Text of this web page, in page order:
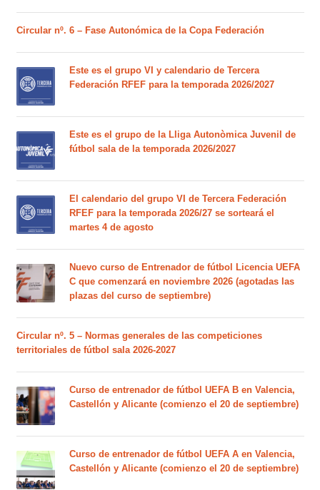
Circular nº. 6 – Fase Autonómica de la Copa Federación
Este es el grupo VI y calendario de Tercera
Federación RFEF para la temporada 2026/2027
Este es el grupo de la Lliga Autonòmica Juvenil de
fútbol sala de la temporada 2026/2027
El calendario del grupo VI de Tercera Federación
RFEF para la temporada 2026/27 se sorteará el
martes 4 de agosto
Nuevo curso de Entrenador de fútbol Licencia UEFA
C que comenzará en noviembre 2026 (agotadas las
plazas del curso de septiembre)
Circular nº. 5 – Normas generales de las competiciones
territoriales de fútbol sala 2026-2027
Curso de entrenador de fútbol UEFA B en Valencia,
Castellón y Alicante (comienzo el 20 de septiembre)
Curso de entrenador de fútbol UEFA A en Valencia,
Castellón y Alicante (comienzo el 20 de septiembre)